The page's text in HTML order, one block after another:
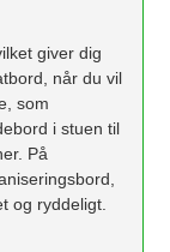
giver dig
når du vil
som
i stuen til
På
og ryddeligt.